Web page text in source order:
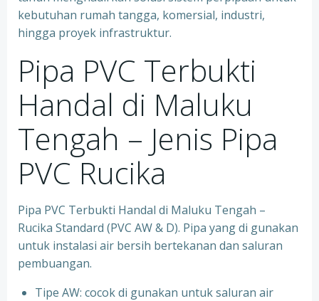
kebutuhan rumah tangga, komersial, industri,
hingga proyek infrastruktur.
Pipa PVC Terbukti
Handal di Maluku
Tengah – Jenis Pipa
PVC Rucika
Pipa PVC Terbukti Handal di Maluku Tengah –
Rucika Standard (PVC AW & D). Pipa yang di gunakan
untuk instalasi air bersih bertekanan dan saluran
pembuangan.
Tipe AW: cocok di gunakan untuk saluran air